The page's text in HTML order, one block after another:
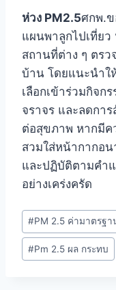
ห่วง PM2.5ศกพ.ข
แผนพาลูกไปเที่ยว
สถานที่ต่าง ๆ ตร
บ้าน โดยแนะนำใ
เลือกเข้าร่วมกิจก
จราจร และลดกา
ต่อสุขภาพ หากมีค
สวมใส่หน้ากากอ
และปฏิบัติตามคำ
อย่างเคร่งครัด
#PM 2.5 ค่ามาตรฐา
#Pm 2.5 ผล กระทบ